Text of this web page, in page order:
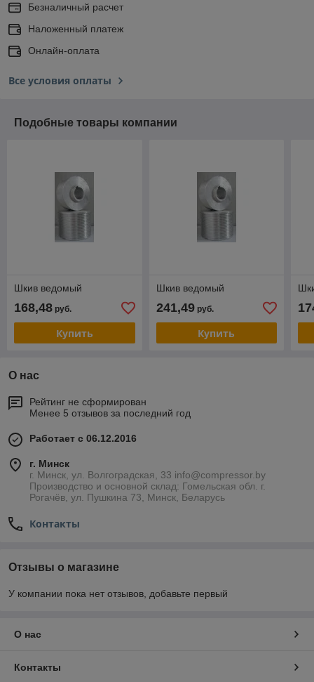
Безналичный расчет
Наложенный платеж
Онлайн-оплата
Все условия оплаты
Подобные товары компании
Шкив ведомый
168,48 руб.
Купить
Шкив ведомый
241,49руб.
Купить
О нас
Рейтинг не сформирован
Менее 5 отзывов за последний год
Работает с 06.12.2016
г. Минск
г. Минск, ул. Волгоградская, 33 info@compressor.by
Производство и основной склад: Гомельская обл. г.
Рогачёв, ул. Пушкина 73, Минск, Беларусь
Контакты
Отзывы о магазине
У компании пока нет отзывов, добавьте первый
О нас
Контакты